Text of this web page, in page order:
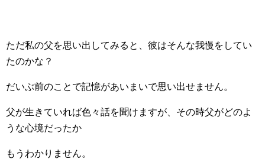
ただ私の父を思い出してみると、彼はそんな我慢をしてい
たのかな？
だいぶ前のことで記憶があいまいで思い出せません。
父が生きていれば色々話を聞けますが、その時父がどのよ
うな心境だったか
もうわかりません。